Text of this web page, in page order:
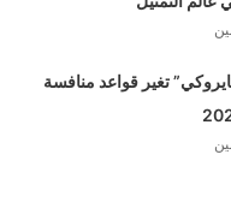
تغير قواعد منافسة